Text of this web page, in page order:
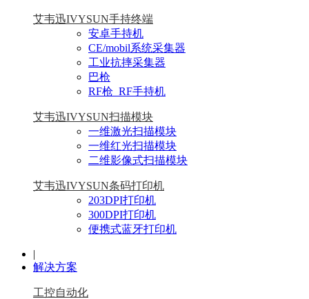
艾韦迅IVYSUN手持终端
安卓手持机
CE/mobil系统采集器
工业抗摔采集器
巴枪
RF枪_RF手持机
艾韦迅IVYSUN扫描模块
一维激光扫描模块
一维红光扫描模块
二维影像式扫描模块
艾韦迅IVYSUN条码打印机
203DPI打印机
300DPI打印机
便携式蓝牙打印机
|
解决方案
工控自动化